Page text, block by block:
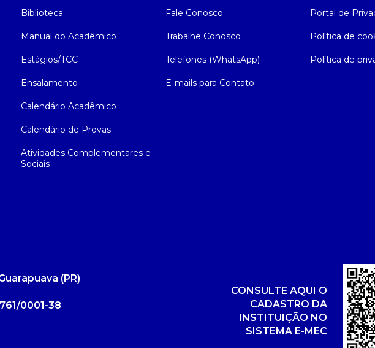
Biblioteca
Manual do Acadêmico
Estágios/TCC
Ensalamento
Calendário Acadêmico
Calendário de Provas
Atividades Complementares e
Sociais
Fale Conosco
Trabalhe Conosco
Telefones (WhatsApp)
E-mails para Contato
Portal de
Política de
Política de
(PR)
0001-38
CONSULTE AQUI O
CADASTRO DA
INSTITUIÇÃO NO
SISTEMA E-MEC